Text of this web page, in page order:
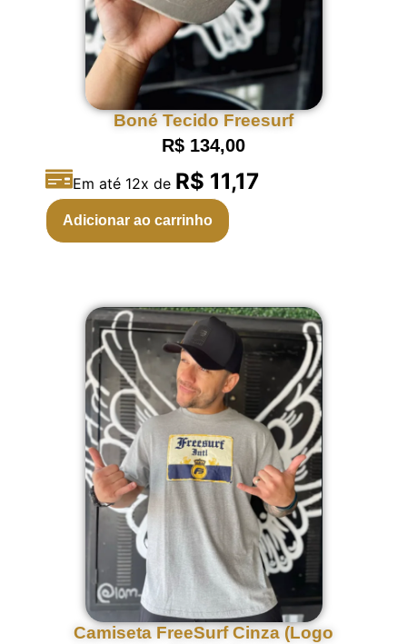
Boné Tecido Freesurf
R$ 134,00
Em até 12x de R$ 11,17
Adicionar ao carrinho
Camiseta FreeSurf Cinza (Logo